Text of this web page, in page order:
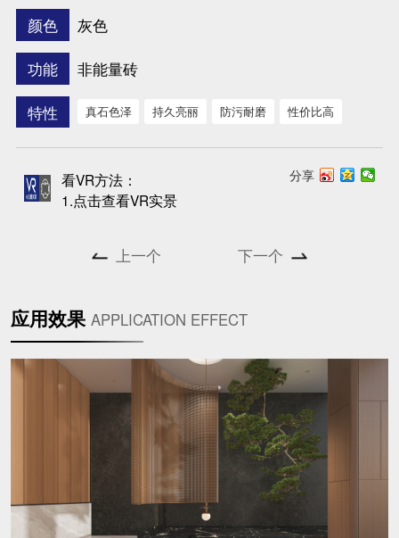
颜色
灰色
功能
非能量砖
特性
真石色泽 持久亮丽 防污耐磨 性价比高
看VR方法：
1.点击查看VR实景
分享
上一个 下一个
应用效果 APPLICATION EFFECT